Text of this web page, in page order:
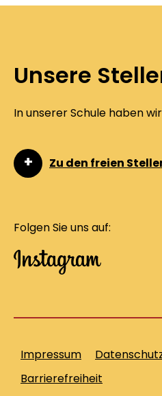
Unsere
In unserer Schule haben
Zu den freien
Folgen Sie uns auf:
Impressum
Barrierefreiheit